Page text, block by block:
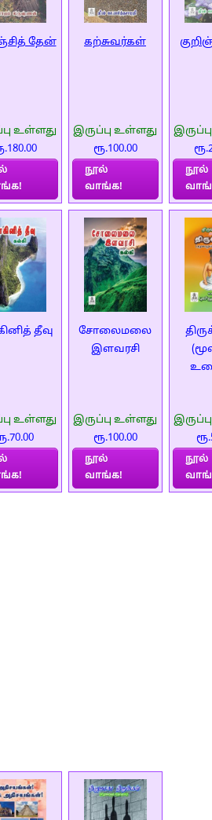
தேன்
உள்ளது
கற்சுவர்கள்
இருப்பு உள்ளது
ரூ.100.00
நூல்
வாங்க!
நூல்
தீவு
உள்ளது
சோலைமலை
இளவரசி
இருப்பு உள்ளது
ரூ.100.00
நூல்
வாங்க!
நூல்